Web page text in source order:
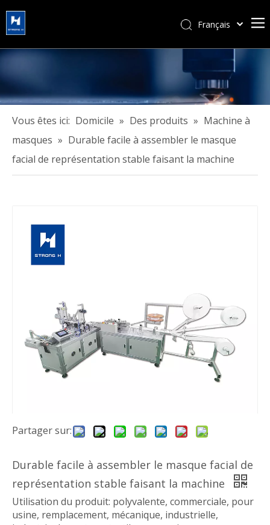
Français
Türk dili
Tiếng Việt
Español
Pусский
Vous êtes ici: Domicile » Des produits » Machine à
masques » Durable facile à assembler le masque
facial de représentation stable faisant la machine
Partager sur:
Durable facile à assembler le masque facial de
représentation stable faisant la machine
Utilisation du produit: polyvalente, commerciale, pour
usine, remplacement, mécanique, industrielle,